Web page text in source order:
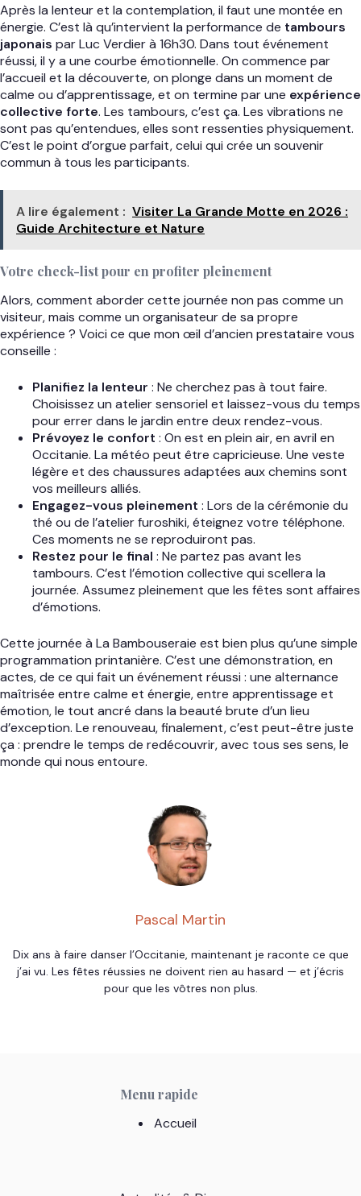
Après la lenteur et la contemplation, il faut une montée en
énergie. C’est là qu’intervient la performance de tambours
japonais par Luc Verdier à 16h30. Dans tout événement
réussi, il y a une courbe émotionnelle. On commence par
l’accueil et la découverte, on plonge dans un moment de
calme ou d’apprentissage, et on termine par une expérience
collective forte. Les tambours, c’est ça. Les vibrations ne
sont pas qu’entendues, elles sont ressenties physiquement.
C’est le point d’orgue parfait, celui qui crée un souvenir
commun à tous les participants.
A lire également : Visiter La Grande Motte en 2026 :
Guide Architecture et Nature
Votre check-list pour en profiter pleinement
Alors, comment aborder cette journée non pas comme un
visiteur, mais comme un organisateur de sa propre
expérience ? Voici ce que mon œil d’ancien prestataire vous
conseille :
Planifiez la lenteur : Ne cherchez pas à tout faire.
Choisissez un atelier sensoriel et laissez-vous du temps
pour errer dans le jardin entre deux rendez-vous.
Prévoyez le confort : On est en plein air, en avril en
Occitanie. La météo peut être capricieuse. Une veste
légère et des chaussures adaptées aux chemins sont
vos meilleurs alliés.
Engagez-vous pleinement : Lors de la cérémonie du
thé ou de l’atelier furoshiki, éteignez votre téléphone.
Ces moments ne se reproduiront pas.
Restez pour le final : Ne partez pas avant les
tambours. C’est l’émotion collective qui scellera la
journée. Assumez pleinement que les fêtes sont affaires
d’émotions.
Cette journée à La Bambouseraie est bien plus qu’une simple
programmation printanière. C’est une démonstration, en
actes, de ce qui fait un événement réussi : une alternance
maîtrisée entre calme et énergie, entre apprentissage et
émotion, le tout ancré dans la beauté brute d’un lieu
d’exception. Le renouveau, finalement, c’est peut-être juste
ça : prendre le temps de redécouvrir, avec tous ses sens, le
monde qui nous entoure.
Pascal Martin
Dix ans à faire danser l’Occitanie, maintenant je raconte ce que
j’ai vu. Les fêtes réussies ne doivent rien au hasard — et j’écris
pour que les vôtres non plus.
Menu rapide
Accueil